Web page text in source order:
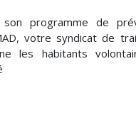
programme de
votre syndicat de
les habitants